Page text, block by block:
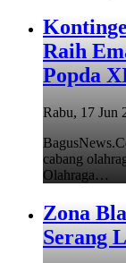
Raih
Popda
Rabu, 17 Jun
cabang
Olahraga…
Zona
Serang